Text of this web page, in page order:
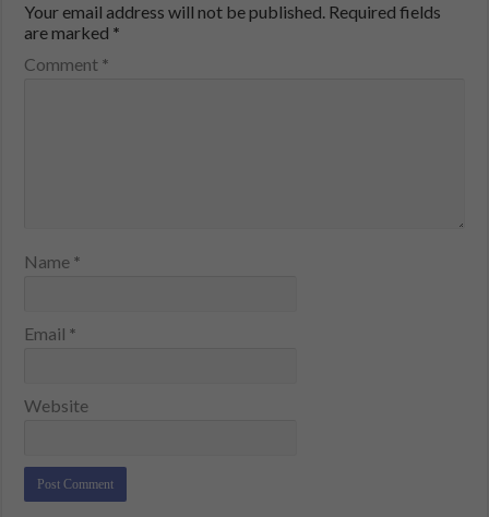
Your email address will not be published. Required fields
are marked *
Comment *
Name *
Email *
Website